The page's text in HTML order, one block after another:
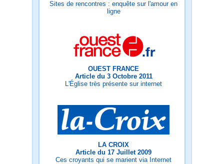
Sites de rencontres : enquête sur l'amour en
ligne
OUEST FRANCE
Article du 3 Octobre 2011
L'Église très présente sur internet
LA CROIX
Article du 17 Juillet 2009
Ces croyants qui se marient via Internet